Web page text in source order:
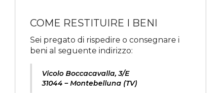
COME RESTITUIRE I BENI
Sei pregato di rispedire o consegnare i
beni al seguente indirizzo:
Vicolo Boccacavalla, 3/E
31044 – Montebelluna (TV)